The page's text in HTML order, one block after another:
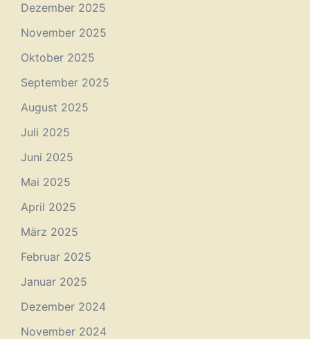
Dezember 2025
November 2025
Oktober 2025
September 2025
August 2025
Juli 2025
Juni 2025
Mai 2025
April 2025
März 2025
Februar 2025
Januar 2025
Dezember 2024
November 2024